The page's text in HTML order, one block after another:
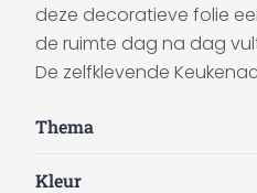
deze decoratieve folie
de ruimte dag na dag
De zelfklevende
Thema
Kleur